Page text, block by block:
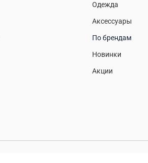
Одежда
Аксессуары
По брендам
Новинки
Акции